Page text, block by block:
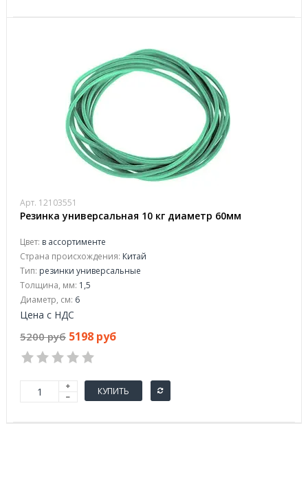
Арт. 12103551
Резинка универсальная 10 кг диаметр 60мм
Цвет: в ассортименте
Страна происхождения: Китай
Тип: резинки универсальные
Толщина, мм: 1,5
Диаметр, см: 6
Цена с НДС
5200 руб 5198 руб
КУПИТЬ